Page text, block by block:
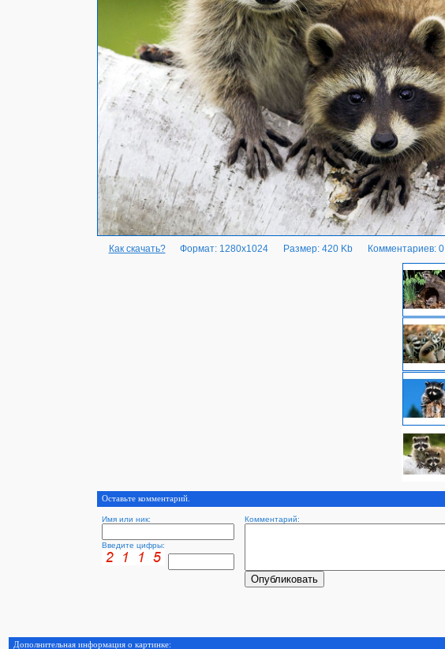
Как скачать? Формат: 1280x1024 Размер: 420 Kb Комментариев: 0
Оставьте комментарий.
Имя или ник: Комментарий:
Введите цифры:
Дополнительная информация о картинке: